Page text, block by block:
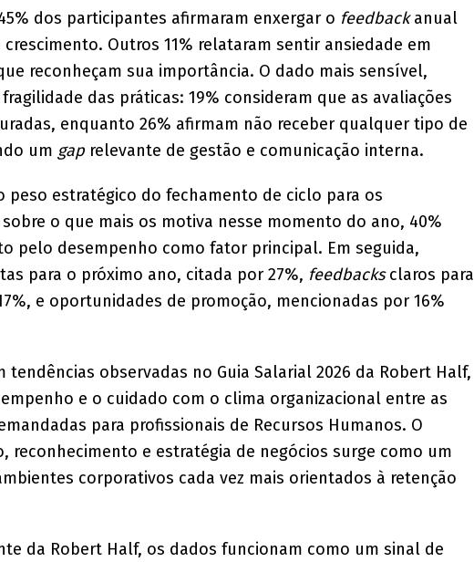
dos participantes afirmaram enxergar o feedbackanual
Outros 11% relataram sentir ansiedade em
reconheçam sua importância. O dado mais sensível,
das práticas: 19% consideram que as avaliações
enquanto 26% afirmam não receber qualquer tipo de
um gap relevante de gestão e comunicação interna.
peso estratégico do fechamento de ciclo para os
o que mais os motiva nesse momento do ano, 40%
pelo desempenho como fator principal. Em seguida,
para o próximo ano, citada por 27%, feedbacksclaros para
e oportunidades de promoção, mencionadas por 16%
observadas no Guia Salarial 2026 da Robert Half,
e o cuidado com o clima organizacional entre as
para profissionais de Recursos Humanos. O
reconhecimento e estratégia de negócios surge como um
corporativos cada vez mais orientados à retenção
da Robert Half, os dados funcionam como um sinal de